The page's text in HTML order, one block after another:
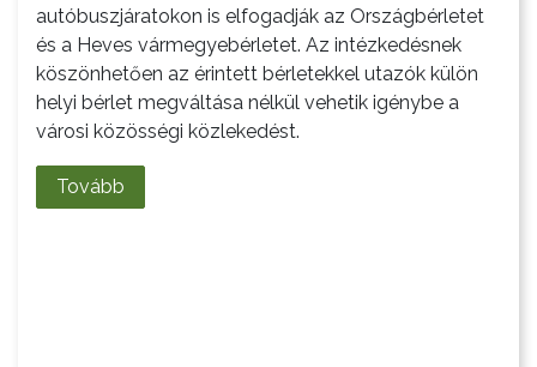
KIEMELT
LÁTVÁNYOSSÁGOK
GYÖNGYÖS
VÁROS
ÉRTÉKTÁRA
autóbuszjáratokon is elfogadják az Országbérletet
és a Heves vármegyebérletet. Az intézkedésnek
köszönhetően az érintett bérletekkel utazók külön
helyi bérlet megváltása nélkül vehetik igénybe a
városi közösségi közlekedést.
Tovább